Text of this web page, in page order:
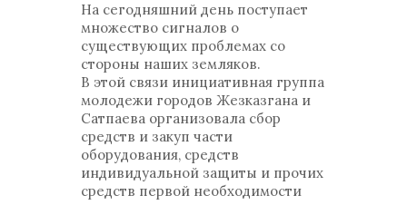
На сегодняшний день поступает
множество сигналов о
существующих проблемах со
стороны наших земляков.
В этой связи инициативная группа
молодежи городов Жезказгана и
Сатпаева организовала сбор
средств и закуп части
оборудования, средств
индивидуальной защиты и прочих
средств первой необходимости